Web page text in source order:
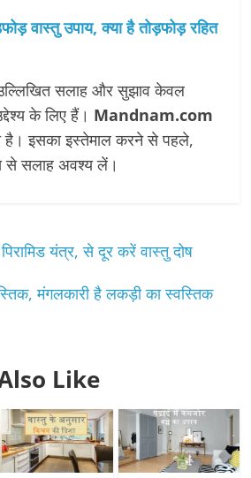
वास्तु उपाय, क्या है तोड़फोड़ रहित
सलाह और सुझाव केवल
के लिए हैं। Mandnam.com
है। इसका इस्तेमाल करने से पहले,
से सलाह अवश्य लें।
यंत्र, से दूर करें वास्तु दोष
मंगलकारी है लकड़ी का स्वस्तिक
Like